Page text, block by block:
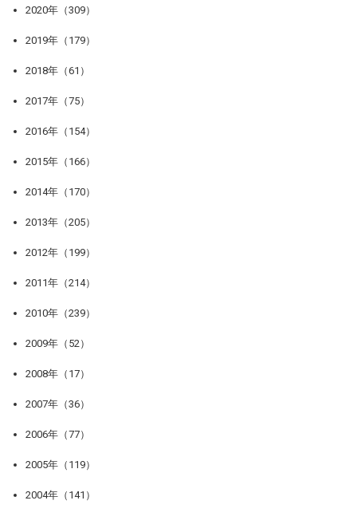
2020年（309）
2019年（179）
2018年（61）
2017年（75）
2016年（154）
2015年（166）
2014年（170）
2013年（205）
2012年（199）
2011年（214）
2010年（239）
2009年（52）
2008年（17）
2007年（36）
2006年（77）
2005年（119）
2004年（141）